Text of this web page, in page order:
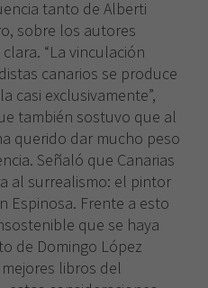
tanto de Alberti
sobre los autores
“La vinculación
canarios se produce
casi exclusivamente”,
también sostuvo que al
querido dar mucho peso
Señaló que Canarias
al surrealismo: el pintor
Espinosa. Frente a esto
que se haya
de Domingo López
libros del